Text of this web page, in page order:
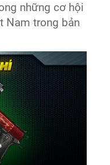
những cơ hội
Nam trong bản